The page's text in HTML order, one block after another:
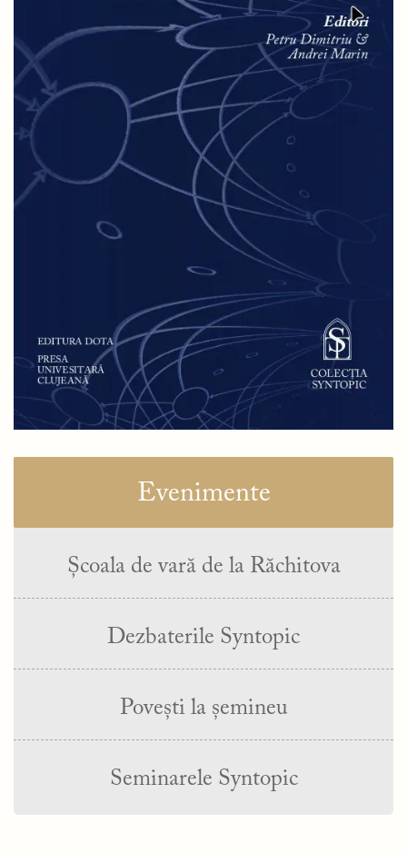
Evenimente
Școala de vară de la Răchitova
Dezbaterile Syntopic
Povești la șemineu
Seminarele Syntopic